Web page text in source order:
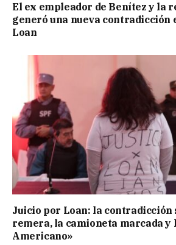
El ex empleador de Benítez y la
generó una nueva contradicción
Loan
Juicio por Loan: la contradicción
remera, la camioneta marcada y
Americano»